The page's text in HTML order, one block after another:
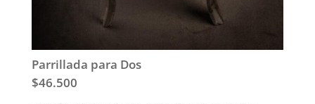
Parrillada para Dos
$46.500